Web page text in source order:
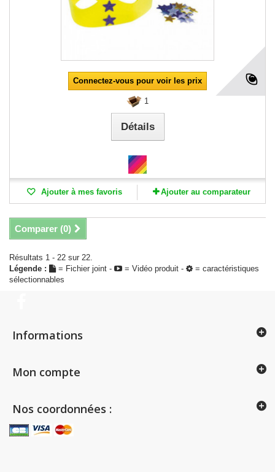
Connectez-vous pour voir les prix
1
Détails
Ajouter à mes favoris Ajouter au comparateur
Comparer (0)
Résultats 1 - 22 sur 22.
Légende :
= Fichier joint - = Vidéo produit -
= caractéristiques
sélectionnables
Informations
Mon compte
Nos coordonnées :